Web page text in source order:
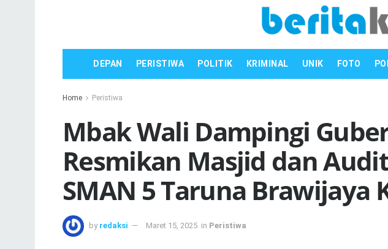
DEPAN PERISTIWA POLITIK KRIMINAL UNIK FOTO
Home Peristiwa
Mbak Wali Dampingi
Resmikan Masjid dan
SMAN 5 Taruna Brawijaya
by redaksi Maret 15, 2025 in Peristiwa